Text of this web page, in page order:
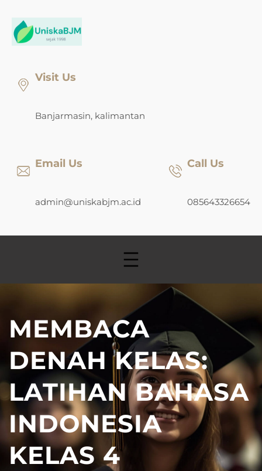
content
Visit Us
Banjarmasin, kalimantan
Email Us
admin@uniskabjm.ac.id
Call Us
085643326654
MEMBACA
DENAH KELAS:
LATIHAN BAHASA
INDONESIA
KELAS 4